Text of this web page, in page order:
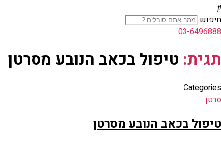
חיפוש
03-6496888
תגית: טיפול בכאב הנובע מסרטן
Categories
סרטן
טיפול בכאב הנובע מסרטן